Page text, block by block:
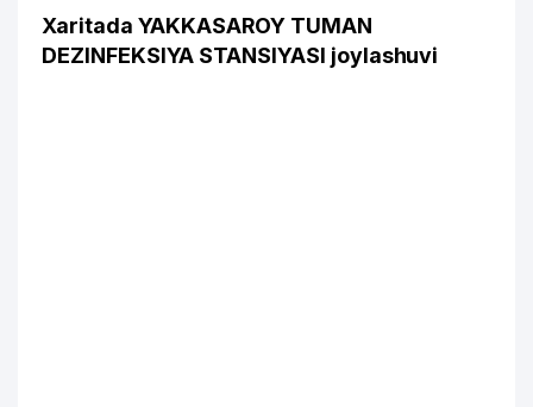
Xaritada YAKKASAROY TUMAN
DEZINFEKSIYA STANSIYASI joylashuvi